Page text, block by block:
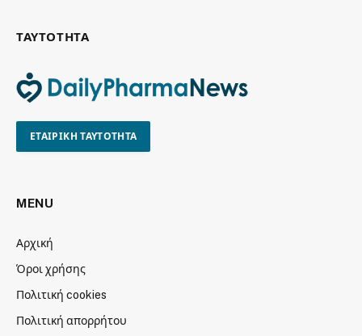
ΤΑΥΤΟΤΗΤΑ
ΕΤΑΙΡΙΚΗ ΤΑΥΤΟΤΗΤΑ
MENU
Αρχική
Όροι χρήσης
Πολιτική cookies
Πολιτική απορρήτου